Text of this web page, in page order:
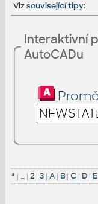
Vizsouvisející tipy:
Interaktivní
AutoCADu
*| _| 2| 3| A| B| C| D| E